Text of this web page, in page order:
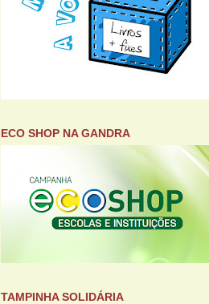
ECO SHOP NA GANDRA
TAMPINHA SOLIDÁRIA